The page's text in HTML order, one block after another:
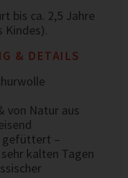
bis ca. 2,5 Jahre
Kindes).
& DETAILS
von Natur aus
gefüttert –
kalten Tagen